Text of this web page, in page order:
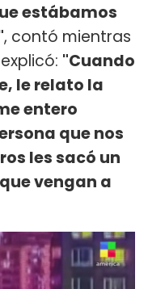
estábamos
, contó mientras
"Cuando
le relato la
entero
que nos
les sacó un
vengan a